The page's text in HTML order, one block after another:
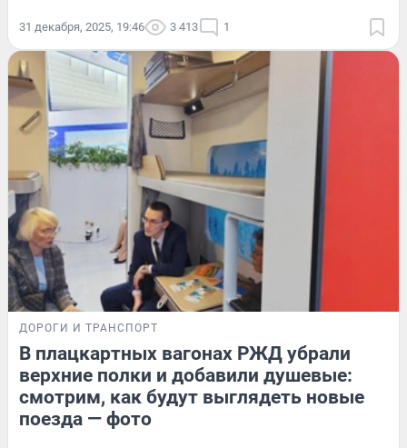
31 декабря, 2025, 19:46 3 413 1
ДОРОГИ И ТРАНСПОРТ
В плацкартных вагонах РЖД убрали
верхние полки и добавили душевые:
смотрим, как будут выглядеть новые
поезда — фото